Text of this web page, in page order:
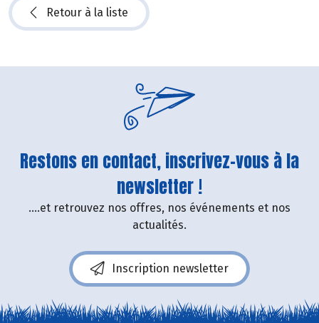
Retour à la liste
Restons en contact, inscrivez-vous à la
newsletter !
....et retrouvez nos offres, nos événements et nos
actualités.
Inscription newsletter